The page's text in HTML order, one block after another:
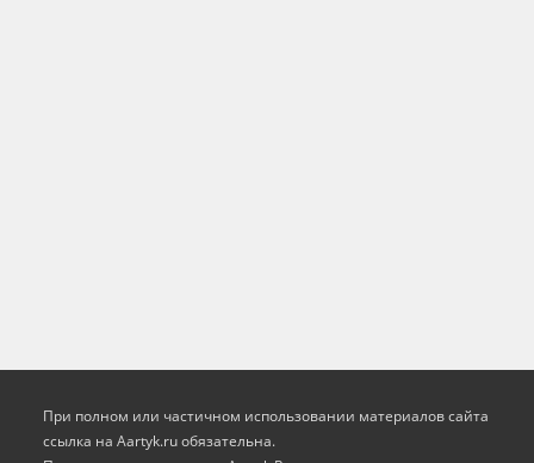
При полном или частичном использовании материалов сайта
ссылка на Aartyk.ru oбязательна.